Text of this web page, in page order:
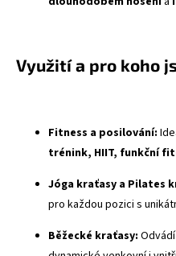
Využití a pro koho
Fitness a posilování:
trénink, HIIT, funkční
Jóga kraťasy a Pilates
pro každou pozici s
Běžecké kraťasy: